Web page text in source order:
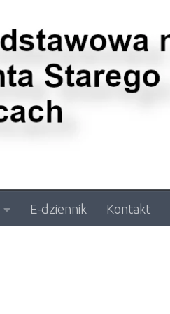
E-dziennik Kontakt